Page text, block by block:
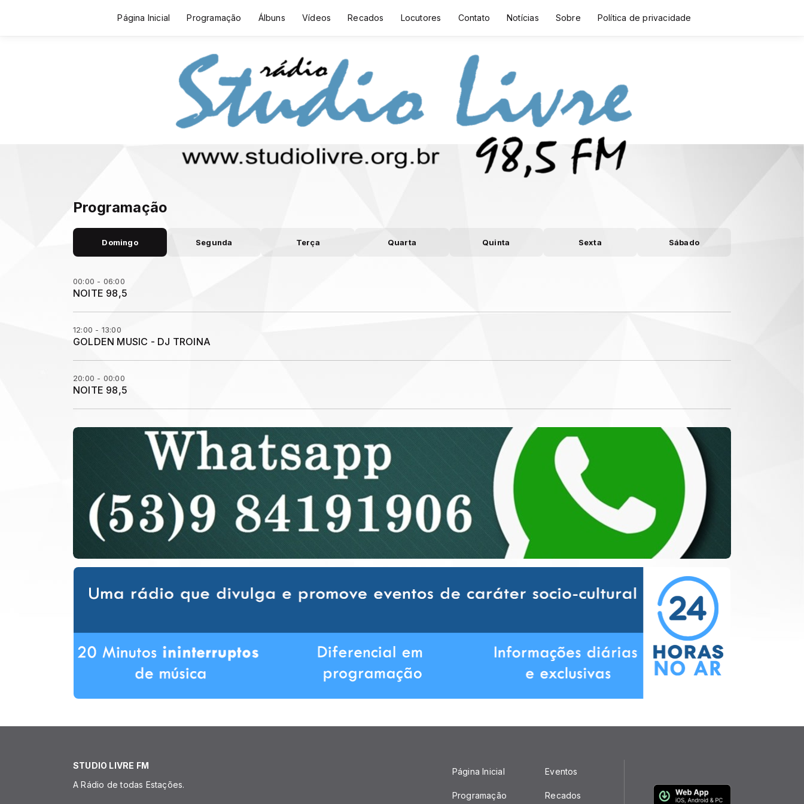
Página Inicial Programação Álbuns Vídeos Recados Locutores Contato Notícias Sobre Política de privacidade
Programação
Domingo Segunda Terça Quarta Quinta Sexta Sábado
00:00 - 06:00
NOITE 98,5
12:00 - 13:00
GOLDEN MUSIC - DJ TROINA
20:00 - 00:00
NOITE 98,5
STUDIO LIVRE FM
A Rádio de todas Estações.
Página Inicial
Programação
Eventos
Recados